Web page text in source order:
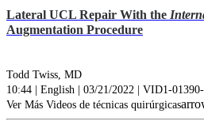
Lateral UCL Repair With the
Augmentation Procedure
Todd Twiss, MD
10:44 | English | 03/21/2022 | VID1-
Ver Más Videos de técnicas quirúrgicas